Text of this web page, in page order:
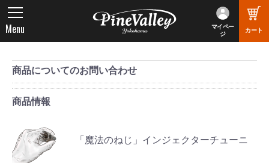
マイペー
ジ
カート
Menu
商品についてのお問い合わせ
商品情報
「魔法のねじ」インジェクターチューニ